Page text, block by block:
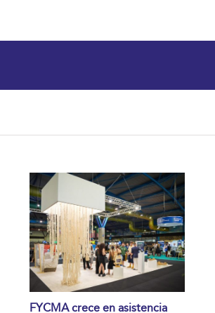
FYCMA crece en asistencia